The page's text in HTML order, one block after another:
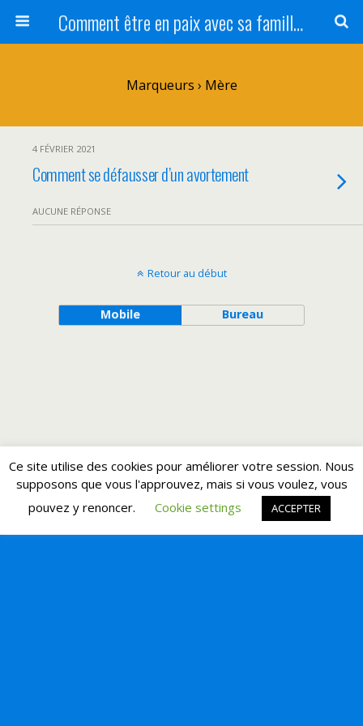
Comment être en paix avec sa famille ?
Marqueurs › Mère
4 FÉVRIER 2021
Comment se défausser d’un avortement
AUCUNE RÉPONSE
Retour au début
Mobile Bureau
Ce site utilise des cookies pour améliorer votre session. Nous
supposons que vous l'approuvez, mais si vous voulez, vous
pouvez y renoncer.
Cookie settings ACCEPTER